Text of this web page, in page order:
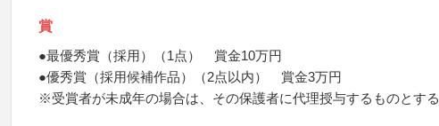
賞
●最優秀賞（採用）（1点） 賞金10万円
●優秀賞（採用候補作品）（2点以内） 賞金3万円
※受賞者が未成年の場合は、その保護者に代理授与するものとする